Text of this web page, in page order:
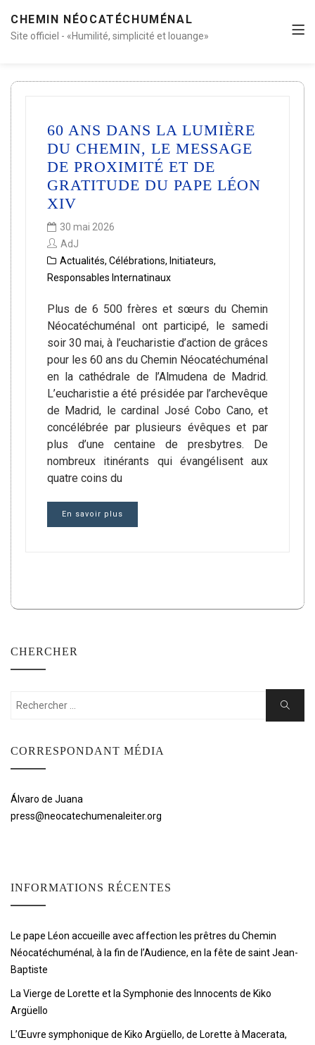
CHEMIN NÉOCATÉCHUMÉNAL
Site officiel - «Humilité, simplicité et louange»
60 ANS DANS LA LUMIÈRE
DU CHEMIN, LE MESSAGE
DE PROXIMITÉ ET DE
GRATITUDE DU PAPE LÉON
XIV
30 mai 2026
AdJ
Actualités, Célébrations, Initiateurs,
Responsables Internatinaux
Plus de 6 500 frères et sœurs du Chemin
Néocatéchuménal ont participé, le samedi
soir 30 mai, à l’eucharistie d’action de grâces
pour les 60 ans du Chemin Néocatéchuménal
en la cathédrale de l’Almudena de Madrid.
L’eucharistie a été présidée par l’archevêque
de Madrid, le cardinal José Cobo Cano, et
concélébrée par plusieurs évêques et par
plus d’une centaine de presbytres. De
nombreux itinérants qui évangélisent aux
quatre coins du
En savoir plus
CHERCHER
Rechercher:
Chercher
CORRESPONDANT MÉDIA
Álvaro de Juana
press@neocatechumenaleiter.org
INFORMATIONS RÉCENTES
Le pape Léon accueille avec affection les prêtres du Chemin
Néocatéchuménal, à la fin de l’Audience, en la fête de saint Jean-
Baptiste
La Vierge de Lorette et la Symphonie des Innocents de Kiko
Argüello
L’Œuvre symphonique de Kiko Argüello, de Lorette à Macerata,